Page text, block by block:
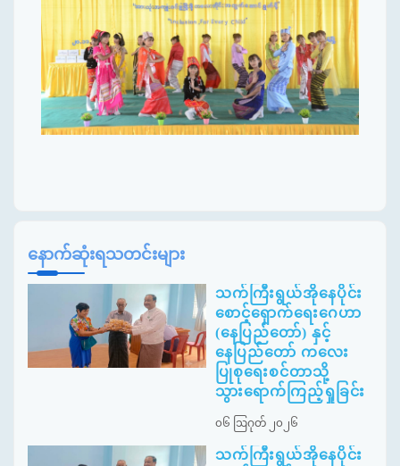
နောက်ဆုံးရသတင်းများ
သက်ကြီးရွယ်အိုနေပိုင်း
စောင့်ရှောက်ရေးဂေဟာ
(နေပြည်တော်) နှင့်
နေပြည်တော် ကလေး
ပြုစုရေးစင်တာသို့
သွားရောက်ကြည့်ရှုခြင်း
၀၆ ဩဂုတ် ၂၀၂၆
သက်ကြီးရွယ်အိုနေပိုင်း